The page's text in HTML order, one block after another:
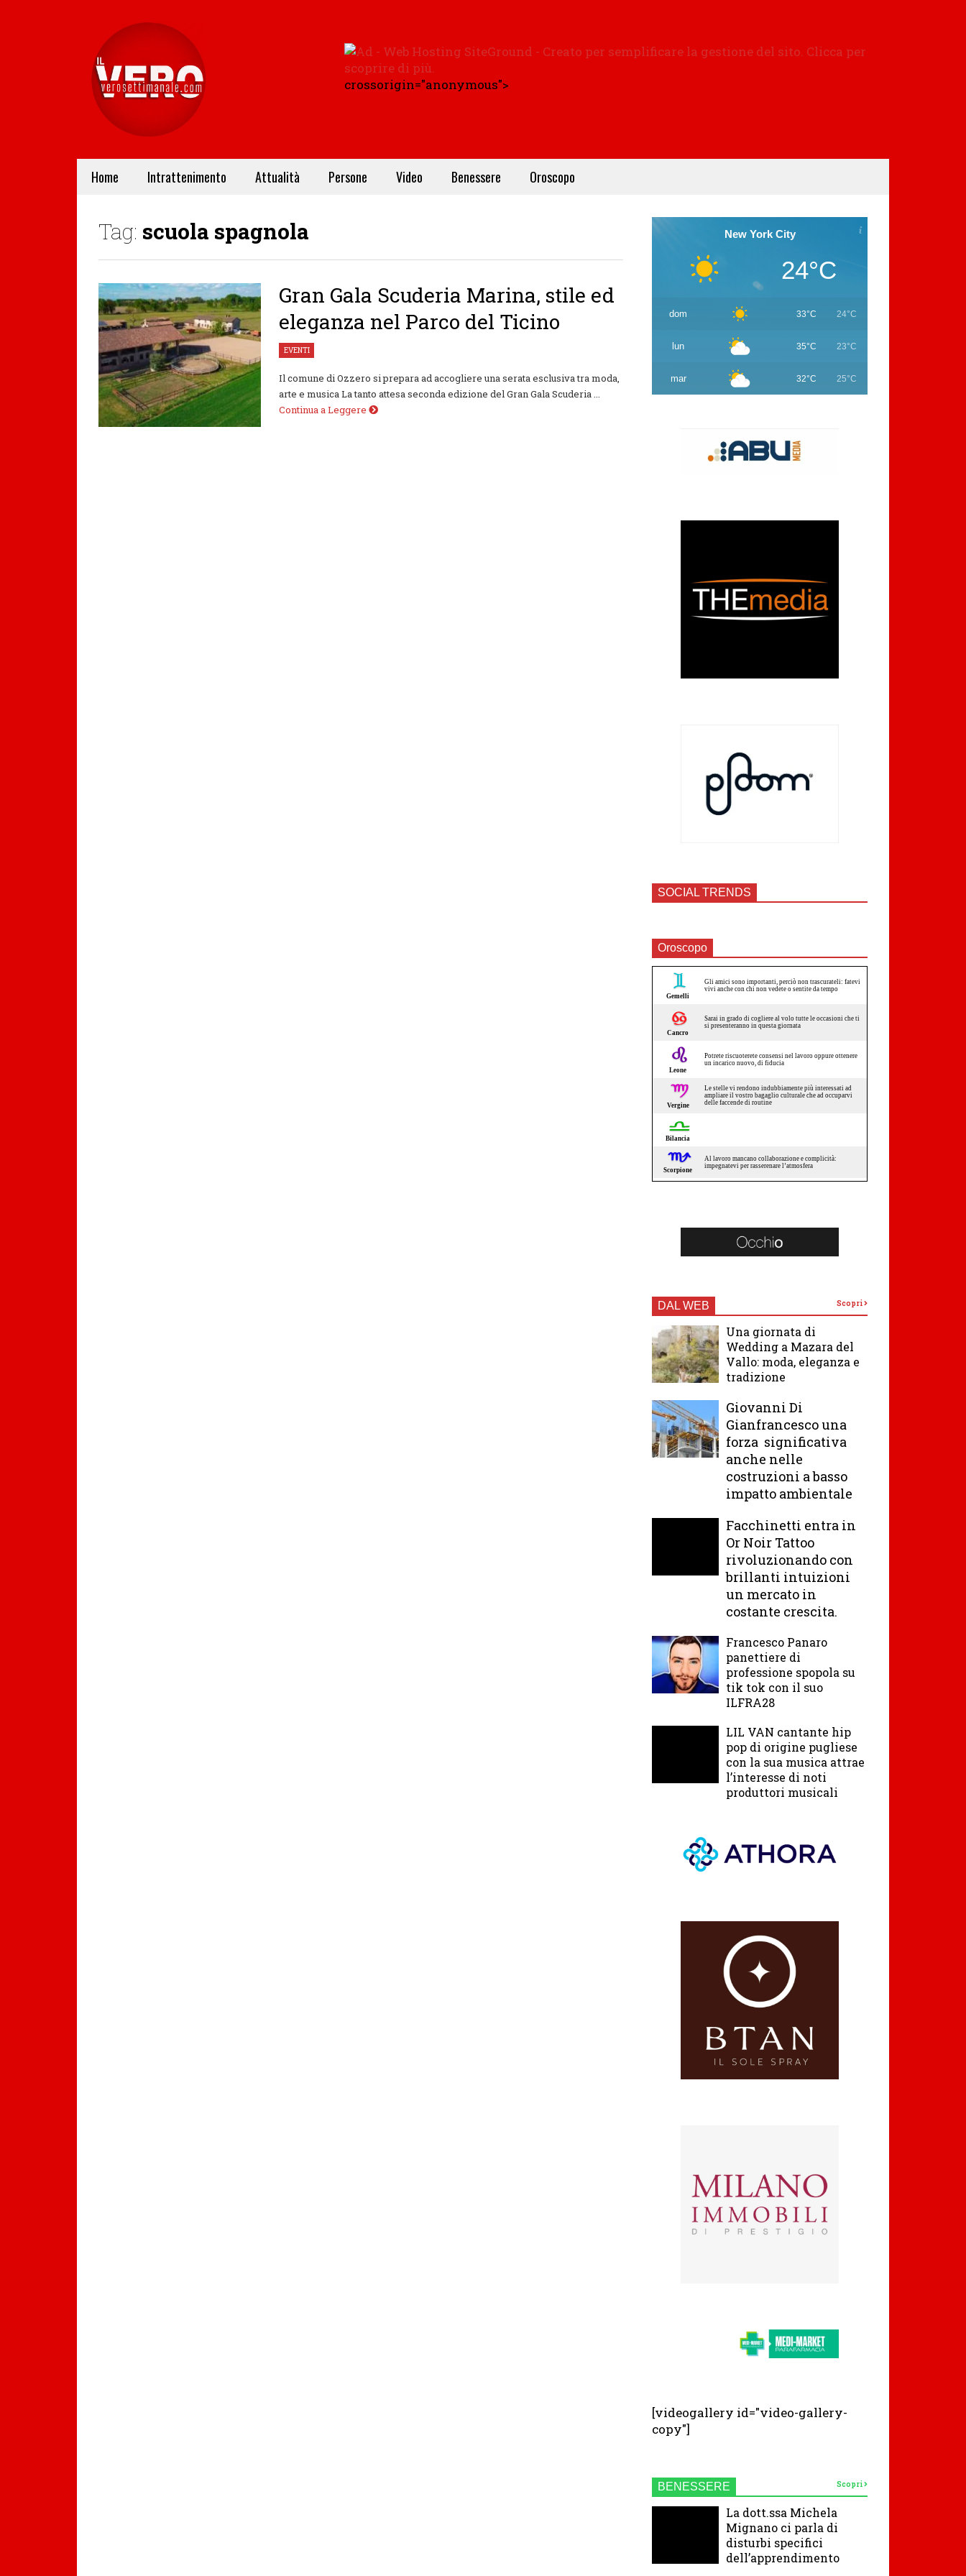
crossorigin="anonymous">
Home Intrattenimento Attualità Persone Video Benessere Oroscopo
Tag: scuola spagnola
Gran Gala Scuderia Marina, stile ed
eleganza nel Parco del Ticino
EVENTI
Il comune di Ozzero si prepara ad accogliere una serata esclusiva tra moda,
arte e musica La tanto attesa seconda edizione del Gran Gala Scuderia ...
Continua a Leggere
New York City
24°C
dom 33°C 24°C
lun 35°C 23°C
mar 32°C 25°C
SOCIAL TRENDS
Oroscopo
DAL WEB Scopri
Una giornata di
Wedding a Mazara del
Vallo: moda, eleganza e
tradizione
Giovanni Di
Gianfrancesco una
forza significativa
anche nelle
costruzioni a basso
impatto ambientale
Facchinetti entra in
Or Noir Tattoo
rivoluzionando con
brillanti intuizioni
un mercato in
costante crescita.
Francesco Panaro
panettiere di
professione spopola su
tik tok con il suo
ILFRA28
LIL VAN cantante hip
pop di origine pugliese
con la sua musica attrae
l’interesse di noti
produttori musicali
[videogallery id="video-gallery-
copy"]
BENESSERE Scopri
La dott.ssa Michela
Mignano ci parla di
disturbi specifici
dell’apprendimento